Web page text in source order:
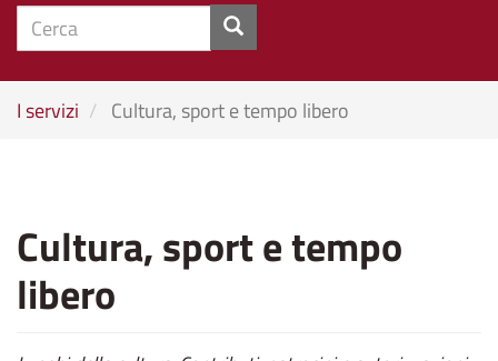
Salta
I servizi Cultura, sport e tempo libero
cerca
Cultura, sport e tempo
libero